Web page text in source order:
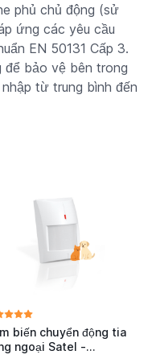
phủ chủ động (sử
ứng các yêu cầu
EN 50131 Cấp 3.
bảo vệ bên trong
từ trung bình đến
biến chuyển động tia
ngoại Satel -